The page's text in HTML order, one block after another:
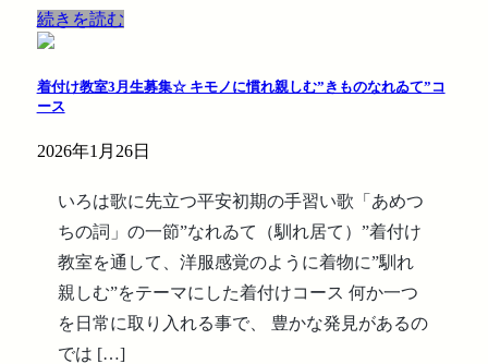
続きを読む
着付け教室3月生募集☆ キモノに慣れ親しむ”きものなれゐて”コ
ース
2026年1月26日
いろは歌に先立つ平安初期の手習い歌「あめつ
ちの詞」の一節”なれゐて（馴れ居て）”着付け
教室を通して、洋服感覚のように着物に”馴れ
親しむ”をテーマにした着付けコース 何か一つ
を日常に取り入れる事で、 豊かな発見があるの
では […]